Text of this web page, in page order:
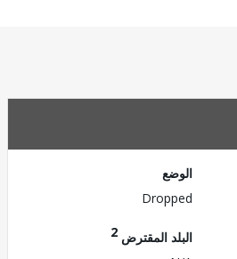
Dropped
البلد المقترض